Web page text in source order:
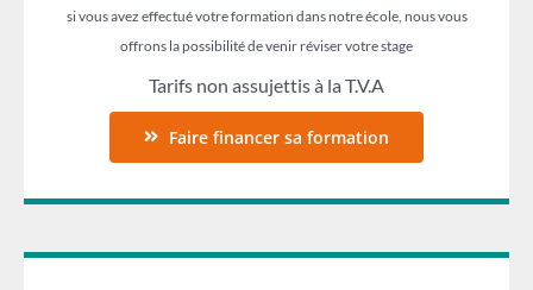
si vous avez effectué votre formation dans notre école, nous vous
offrons la possibilité de venir réviser votre stage
Tarifs non assujettis à la T.V.A
Faire financer sa formation